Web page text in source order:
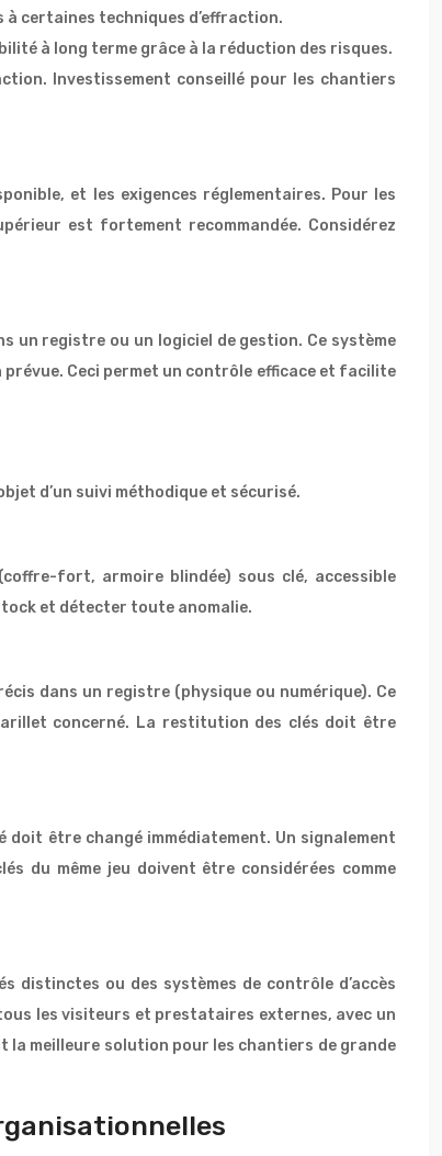
à certaines techniques d’effraction.
à long terme grâce à la réduction des risques.
Investissement conseillé pour les chantiers
et les exigences réglementaires. Pour les
est fortement recommandée. Considérez
un registre ou un logiciel de gestion. Ce système
Ceci permet un contrôle efficace et facilite
d’un suivi méthodique et sécurisé.
fort, armoire blindée) sous clé, accessible
et détecter toute anomalie.
dans un registre (physique ou numérique). Ce
concerné. La restitution des clés doit être
être changé immédiatement. Un signalement
du même jeu doivent être considérées comme
distinctes ou des systèmes de contrôle d’accès
les visiteurs et prestataires externes, avec un
la meilleure solution pour les chantiers de grande